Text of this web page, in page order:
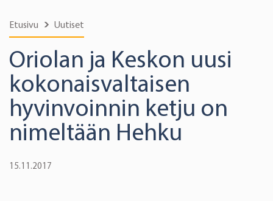
Etusivu Uutiset
Oriolan ja Keskon uusi
kokonaisvaltaisen
hyvinvoinnin ketju on
nimeltään Hehku
15.11.2017